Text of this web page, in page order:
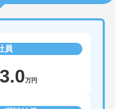
員
万円